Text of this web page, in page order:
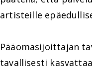
artisteille
Pääomasijoittajan
tavallisesti